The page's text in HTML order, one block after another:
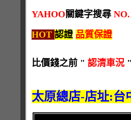
YAHOO 關鍵字搜尋
HOT 認證 品質保證
比價錢之前 " 認清車況
太原總店-店址:台